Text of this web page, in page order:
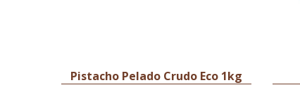
Pistacho Pelado Crudo Eco 1kg